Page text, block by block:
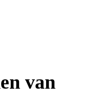
van